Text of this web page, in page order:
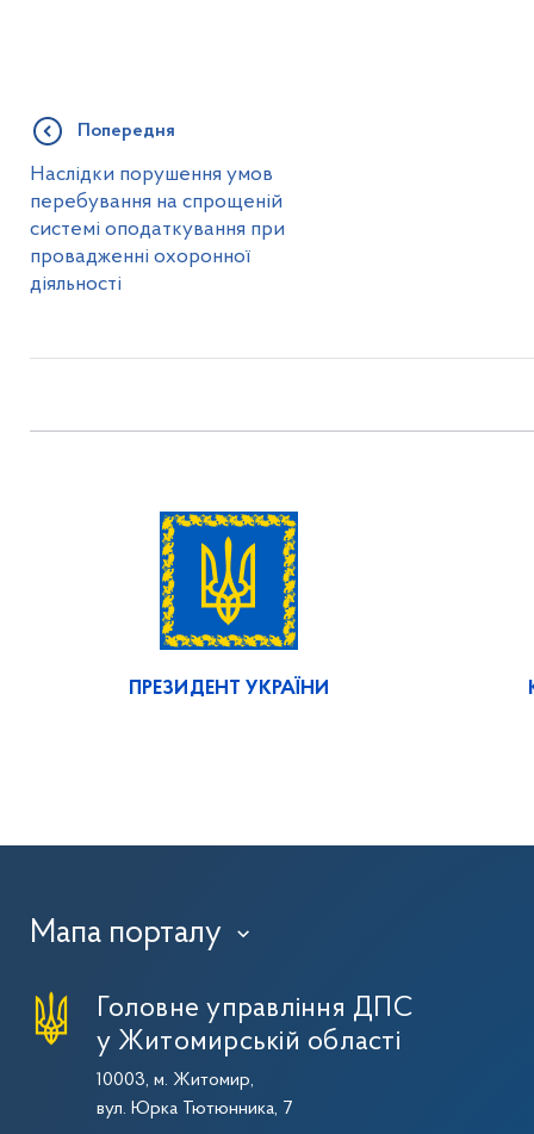
Попередня
Наслідки порушення умов
перебування на спрощеній
системі оподаткування при
провадженні охоронної
діяльності
ПРЕЗИДЕНТ УКРАЇНИ
Мапа порталу ›
Головне управління ДПС
у Житомирській області
10003, м. Житомир,
вул. Юрка Тютюнника, 7